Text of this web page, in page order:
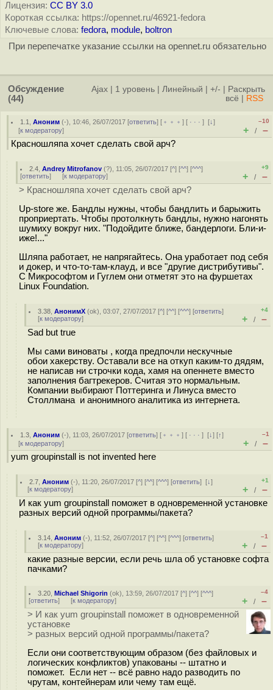
Лицензия: CC BY 3.0
Короткая ссылка: https://opennet.ru/46921-fedora
Ключевые слова: fedora, module, boltron
При перепечатке указание ссылки на opennet.ru обязательно
Обсуждение
(44)
Ajax 1 уровень Линейный +/-
Раскрыть
всё
RSS
1.1 ,Аноним (-), 10:46, 26/07/2017 [ответить] [ ﹢﹢﹢] [ · · ·][↓]
[к модератору]
–10
+ / –
Красношляпа хочет сделать свой арч?
2.4 ,Andrey Mitrofanov (?), 11:05, 26/07/2017 [^] [^^] [^^^]
[ответить] [к модератору]
+9
+ / –
> Красношляпа хочет сделать свой арч?
Up-store же. Бандлы нужны, чтобы бандлить и барыжить
проприертать. Чтобы протолкнуть бандлы, нужно нагонять
шумиху вокруг них. "Подойдите ближе, бандерлоги. Бли-и-
иже!..."
Шляпа работает, не напрягайтесь. Она уработает под себя
и докер, и что-то-там-клауд, и все "другие дистрибутивы".
С Микрософтом и Гуглем они отметят это на фуршетах
Linux Foundation.
3.38 ,АнонимХ (ok), 03:07, 27/07/2017 [^] [^^] [^^^] [ответить]
[к модератору]
+4
+ / –
Sad but true
Мы сами виноваты , когда предпочли нескучные
обои хакерству. Оставали все на откуп каким-то дядям,
не написав ни строчки кода, хамя на опеннете вместо
заполнения багтрекеров. Считая это нормальным.
Компании выбирают Поттеринга и Линуса вместо
Столлмана и анонимного аналитика из интернета.
1.3 ,Аноним (-), 11:03, 26/07/2017 [ответить] [ ﹢﹢﹢] [ · · ·][↓] [↑]
[к модератору]
–1
+ / –
yum groupinstall is not invented here
2.7 ,Аноним (-), 11:20, 26/07/2017 [^] [^^] [^^^] [ответить][↓]
[к модератору]
+1
+ / –
И как yum groupinstall поможет в одновременной установке
разных версий одной программы/пакета?
3.14 ,Аноним (-), 11:52, 26/07/2017 [^] [^^] [^^^] [ответить]
[к модератору]
–1
+ / –
какие разные версии, если речь шла об установке софта
пачками?
3.20 ,Michael Shigorin (ok), 13:59, 26/07/2017 [^] [^^] [^^^]
[ответить] [к модератору]
–4
+ / –
> И как yum groupinstall поможет в одновременной
установке
> разных версий одной программы/пакета?
Если они соответствующим образом (без файловых и
логических конфликтов) упакованы -- штатно и
поможет. Если нет -- всё равно надо разводить по
чрутам, контейнерам или чему там ещё.